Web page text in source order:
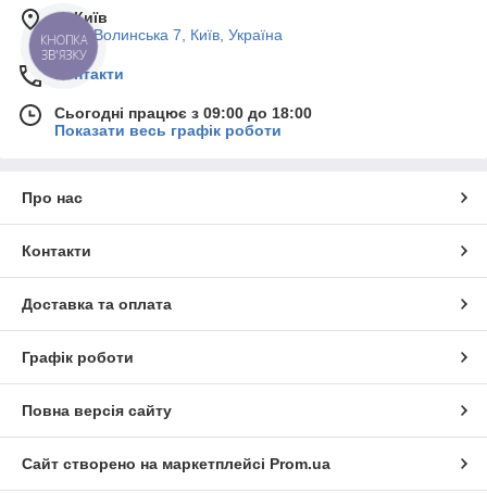
м. Київ
Пост-Волинська 7, Київ, Україна
Контакти
Сьогодні працює з 09:00 до 18:00
Показати весь графік роботи
Про нас
Контакти
Доставка та оплата
Графік роботи
Повна версія сайту
Сайт створено на маркетплейсі Prom.ua
КНОПКА
ЗВ'ЯЗКУ